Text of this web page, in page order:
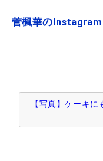
菅楓華の
【写真】ケーキ